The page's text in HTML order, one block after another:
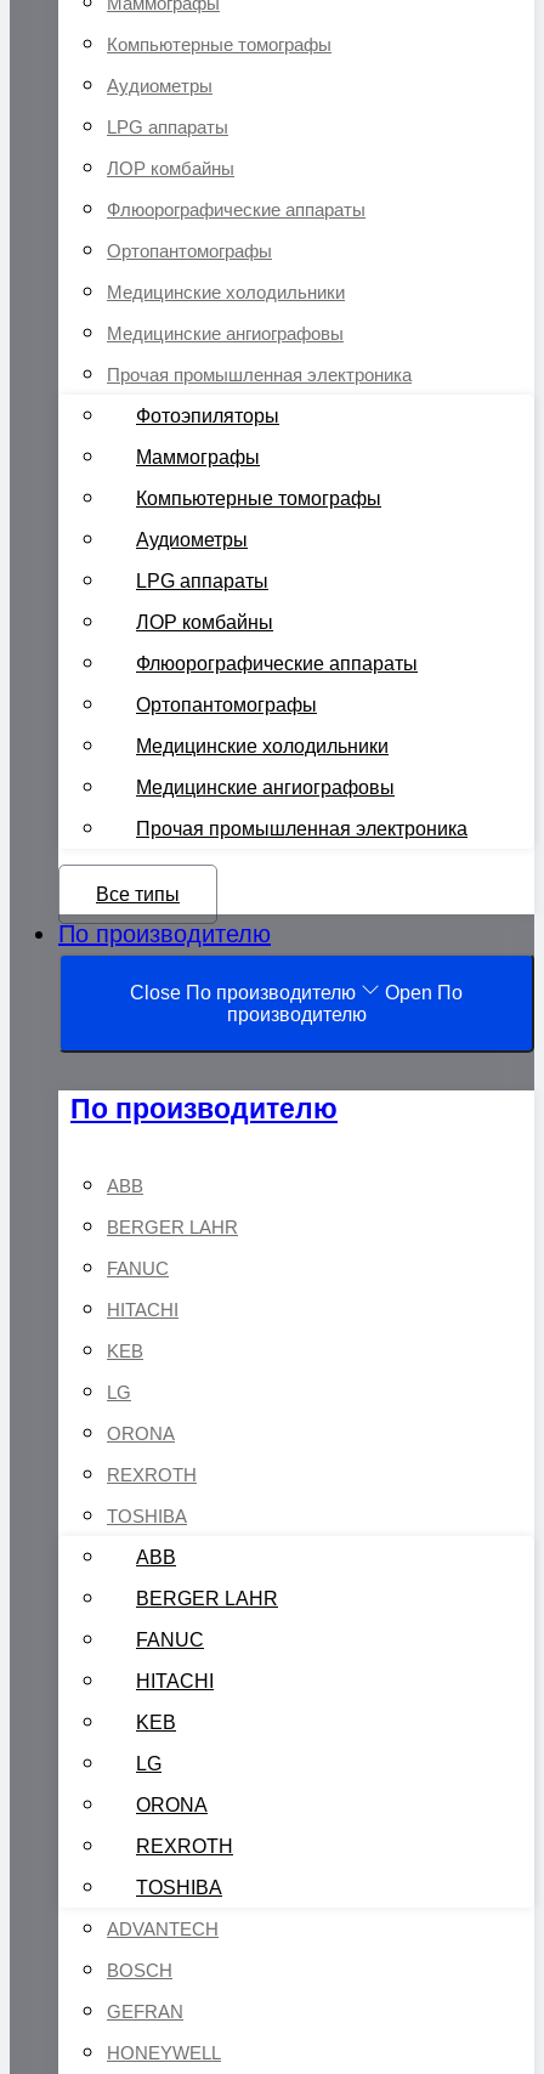
Компьютерные томографы
Аудиометры
LPG аппараты
ЛОР комбайны
Флюорографические аппараты
Ортопантомографы
Медицинские холодильники
Медицинские ангиографовы
Прочая промышленная электроника
Фотоэпиляторы
Маммографы
Компьютерные томографы
Аудиометры
LPG аппараты
ЛОР комбайны
Флюорографические аппараты
Ортопантомографы
Медицинские холодильники
Медицинские ангиографовы
Прочая промышленная электроника
Все типы
По производителю
Close По производителю
Open По
производителю
По производителю
ABB
BERGER LAHR
FANUC
HITACHI
KEB
LG
ORONA
REXROTH
TOSHIBA
ABB
BERGER LAHR
FANUC
HITACHI
KEB
LG
ORONA
REXROTH
TOSHIBA
ADVANTECH
BOSCH
GEFRAN
HONEYWELL